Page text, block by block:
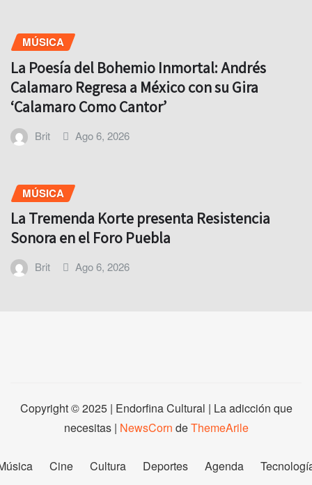
MÚSICA
La Poesía del Bohemio Inmortal: Andrés
Calamaro Regresa a México con su Gira
‘Calamaro Como Cantor’
Brit Ago 6, 2026
MÚSICA
La Tremenda Korte presenta Resistencia
Sonora en el Foro Puebla
Brit Ago 6, 2026
Copyright © 2025 | Endorfina Cultural | La adicción que
necesitas | NewsCorn deThemeArile
Cine Cultura Deportes Agenda